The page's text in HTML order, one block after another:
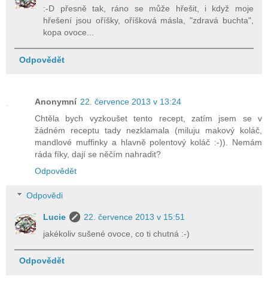
:-D přesně tak, ráno se může hřešit, i když moje
hřešení jsou oříšky, oříšková másla, "zdravá buchta",
kopa ovoce...
Odpovědět
Anonymní 22. července 2013 v 13:24
Chtěla bych vyzkoušet tento recept, zatím jsem se v
žádném receptu tady nezklamala (miluju makový koláč,
mandlové muffinky a hlavně polentový koláč :-)). Nemám
ráda fíky, dají se něčím nahradit?
Odpovědět
Odpovědi
Lucie
22. července 2013 v 15:51
jakékoliv sušené ovoce, co ti chutná :-)
Odpovědět